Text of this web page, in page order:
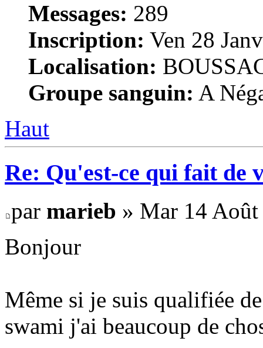
Messages: 289
Inscription: Ven 28
Localisation:
Groupe sanguin: A
Haut
Re: Qu'est-ce qui fait de
par marieb » Mar 14
Bonjour
Même si je suis qualifiée
swami j'ai beaucoup de